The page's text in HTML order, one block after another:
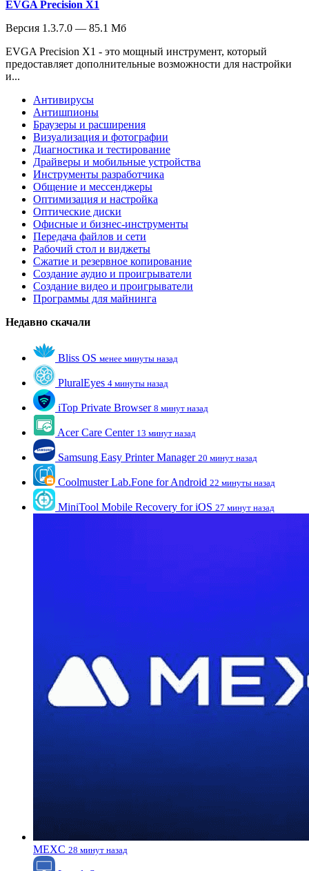
EVGA Precision X1
Версия 1.3.7.0 — 85.1 Мб
EVGA Precision X1 - это мощный инструмент, который
предоставляет дополнительные возможности для настройки
и...
Антивирусы
Антишпионы
Браузеры и расширения
Визуализация и фотографии
Диагностика и тестирование
Драйверы и мобильные устройства
Инструменты разработчика
Общение и мессенджеры
Оптимизация и настройка
Оптические диски
Офисные и бизнес-инструменты
Передача файлов и сети
Рабочий стол и виджеты
Сжатие и резервное копирование
Создание аудио и проигрыватели
Создание видео и проигрыватели
Программы для майнинга
Недавно скачали
Bliss OS менее минуты назад
PluralEyes 4 минуты назад
iTop Private Browser 8 минут назад
Acer Care Center 13 минут назад
Samsung Easy Printer Manager 20 минут назад
Coolmuster Lab.Fone for Android 22 минуты назад
MiniTool Mobile Recovery for iOS 27 минут назад
MEXC 28 минут назад